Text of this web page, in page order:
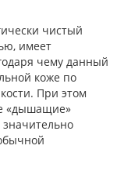
чистый
имеет
чему данный
коже по
При этом
«дышащие»